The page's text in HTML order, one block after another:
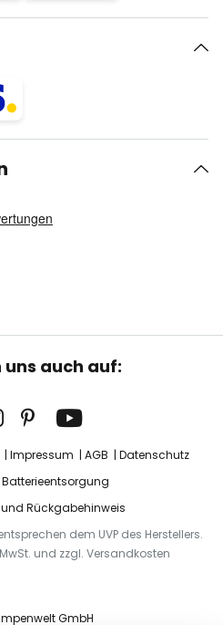
uns auch auf:
Impressum AGB
Datenschutz
Batterieentsorgung
Rückgabehinweis
dem UVP des Herstellers.
MwSt. und zzgl. Versandkosten
GmbH